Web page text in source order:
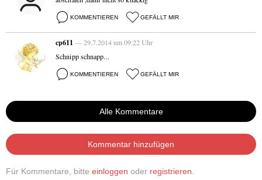
KOMMENTIEREN GEFÄLLT MIR
cp611 — 29.7.2014 um 09:22 Uhr
Schnipp schnapp...
KOMMENTIEREN GEFÄLLT MIR
Alle Kommentare
Kommentar hinzufügen
Für Kommentare, bitte einloggen oder registrieren